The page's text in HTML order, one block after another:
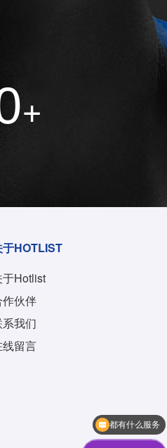
+
于HOTLIST
于Hotlist
作伙伴
系我们
线留言
都有什么服务
人工客服